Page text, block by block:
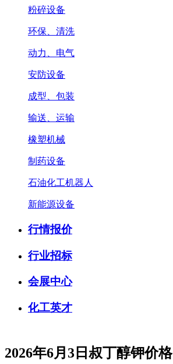
粉碎设备
环保、清洗
动力、电气
安防设备
成型、包装
输送、运输
橡塑机械
制药设备
石油化工机器人
新能源设备
行情报价
行业招标
会展中心
化工英才
2026年6月3日叔丁醇钾价格